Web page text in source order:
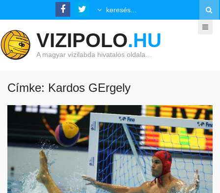
VIZIPOLO.HU
A magyar vízilabda hivatalos oldala…
Címke: Kardos GErgely